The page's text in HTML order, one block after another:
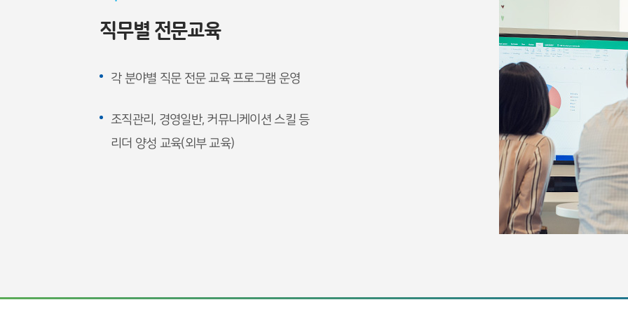
직무별 전문교육
각 분야별 직문 전문 교육 프로그램 운영
조직관리, 경영일반, 커뮤니케이션 스킬 등
리더 양성 교육(외부 교육)